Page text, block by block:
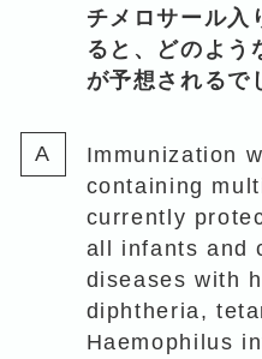
チメロサール入
ると、どのよう
が予想されるで
Immunization
containing
currently
all infants and
diseases with
diphtheria,
Haemophilus